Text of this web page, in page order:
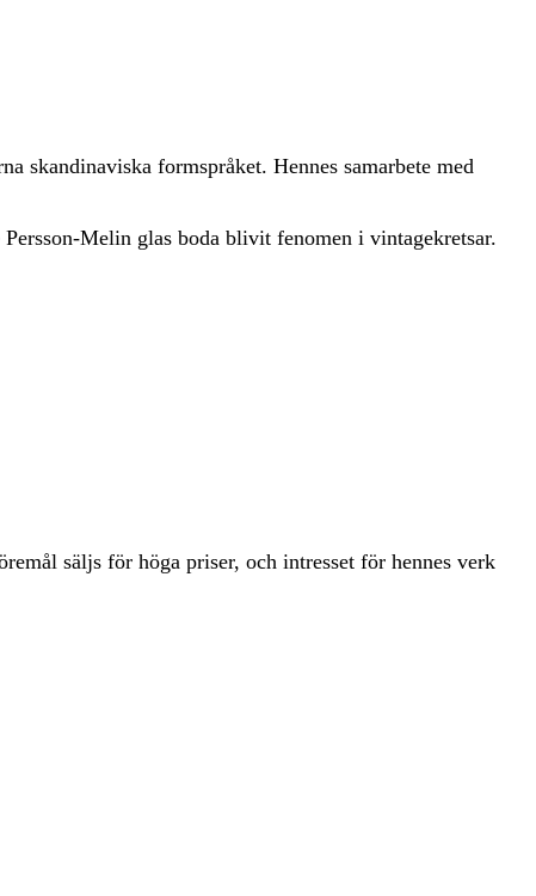
skandinaviska formspråket. Hennes samarbete med
Melin glas boda blivit fenomen i vintagekretsar.
säljs för höga priser, och intresset för hennes verk